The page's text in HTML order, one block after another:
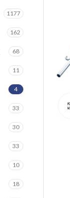
1177
162
68
11
4
33
30
33
10
18